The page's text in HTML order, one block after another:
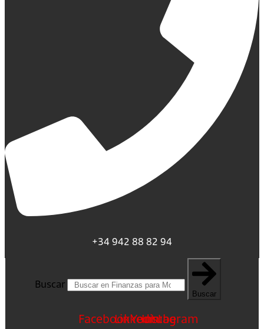
+34 942 88 82 94
Buscar
Buscar
FacebookLinkedin
Youtube
Instagram